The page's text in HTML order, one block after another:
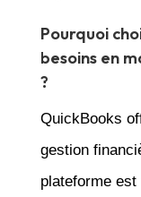
Pourquoi
besoins en
?
QuickBooks
gestion
plateforme